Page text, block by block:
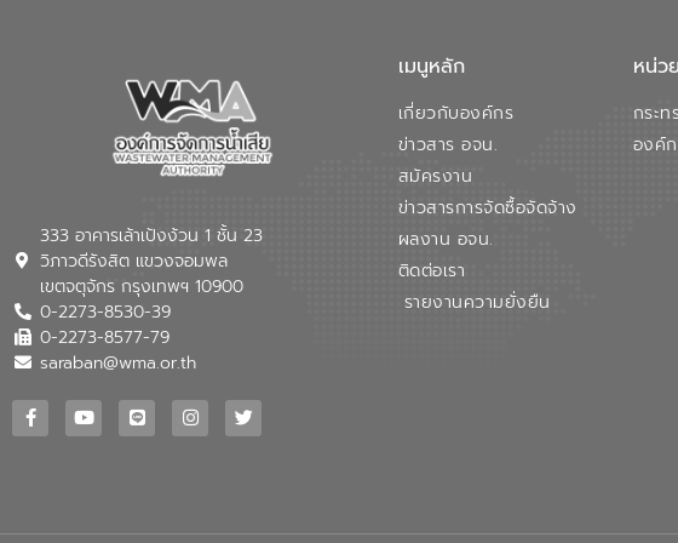
333 อาคารเล้าเป้งง้วน 1 ชั้น 23
วิภาวดีรังสิต แขวงจอมพล
เขตจตุจักร กรุงเทพฯ 10900
0-2273-8530-39
0-2273-8577-79
saraban@wma.or.th
เมนูหลัก
เกี่ยวกับองค์กร
ข่าวสาร อจน.
สมัครงาน
ข่าวสารการจัดซื้อจัดจ้าง
ผลงาน อจน.
ติดต่อเรา
รายงานความยั่งยืน
หน่ว
กระท
องค์ก